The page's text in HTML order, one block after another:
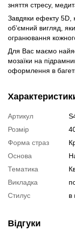
зняття стресу,
Завдяки ефекту
об’ємний вигляд,
огранювання
Для Вас маємо
мозаїки на
оформлення в
Артикул
Розмір
Форма страз
Основа
Тематика
Викладка
Стилус
в
Відгуки